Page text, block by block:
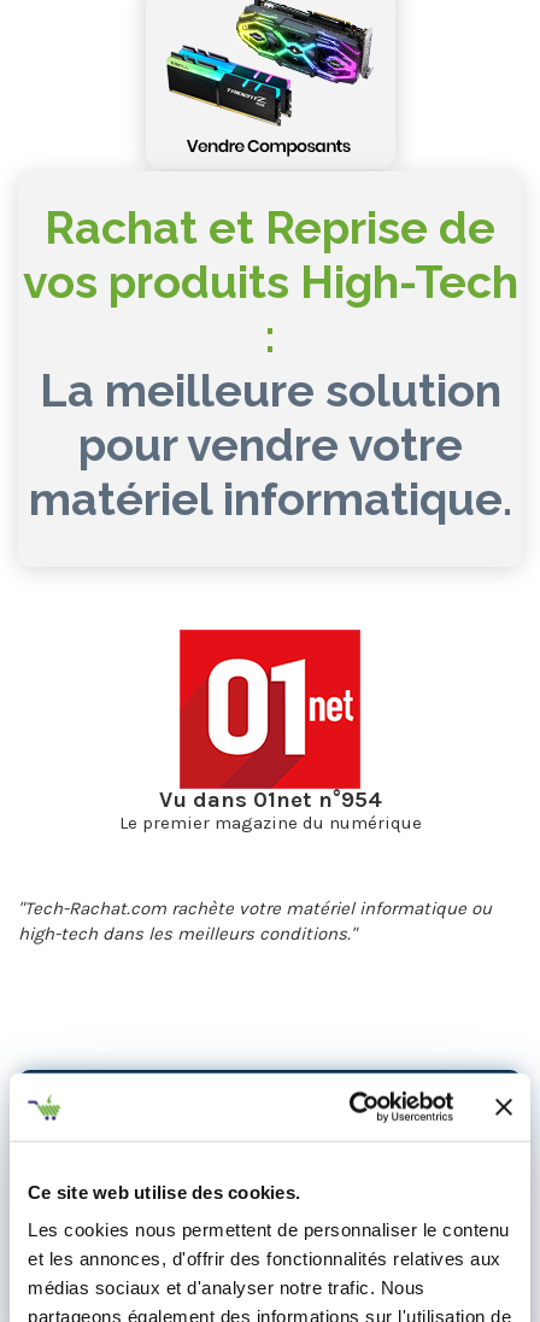
Ce site web utilise des cookies.
Les cookies nous permettent de personnaliser le contenu
et les annonces, d'offrir des fonctionnalités relatives aux
médias sociaux et d'analyser notre trafic. Nous
partageons également des informations sur l'utilisation de
Rachat et Reprise de
vos produits High-Tech
:
La meilleure solution
pour vendre votre
matériel informatique.
Vu dans 01net n°954
Le premier magazine du numérique
"Tech-Rachat.com rachète votre matériel informatique ou
high-tech dans les meilleurs conditions."
Professionnels
Entreprises
Smartphone
→ Bénéficiez d'une estimation
personnalisée